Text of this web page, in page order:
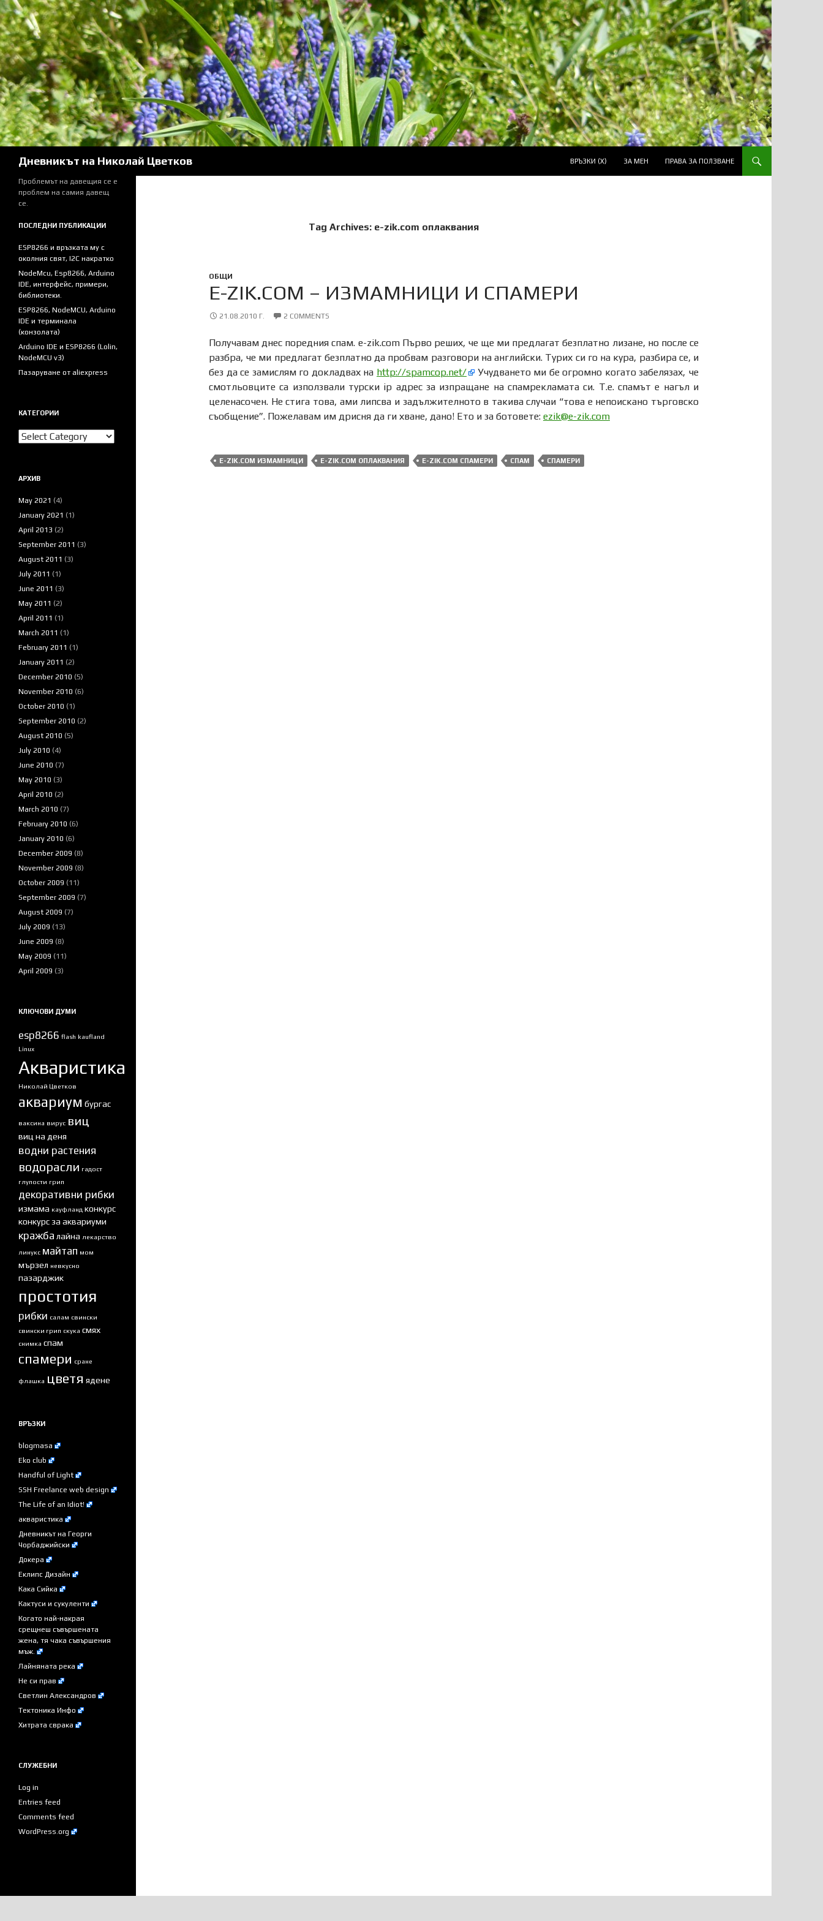
Skip
to
content
Дневникът на Николай Цветков ВРЪЗКИ (Х) ЗА МЕН ПРАВА ЗА ПОЛЗВАНЕ
Tag Archives: e-zik.com оплаквания
ОБЩИ
E-ZIK.COM – ИЗМАМНИЦИ И СПАМЕРИ
21.08.2010 Г. 2 COMMENTS
Получавам днес поредния спам. e-zik.com Първо реших, че ще ми предлагат безплатно лизане, но после се
разбра, че ми предлагат безплатно да пробвам разговори на английски. Турих си го на кура, разбира се, и
без да се замислям го докладвах на http://spamcop.net/
Учудването ми бе огромно когато забелязах, че
смотльовците са използвали турски ip адрес за изпращане на спамрекламата си. Т.е. спамът е нагъл и
целенасочен. Не стига това, ами липсва и задължителното в такива случаи “това е непоискано търговско
съобщение”. Пожелавам им дрисня да ги хване, дано! Ето и за ботовете: ezik@e-zik.com
E-ZIK.COM ИЗМАМНИЦИ E-ZIK.COM ОПЛАКВАНИЯ E-ZIK.COM СПАМЕРИ СПАМ СПАМЕРИ
Проблемът на давещия се е
проблем на самия давещ
се.
ПОСЛЕДНИ ПУБЛИКАЦИИ
ESP8266 и връзката му с
околния свят, I2C накратко
NodeMcu, Esp8266, Arduino
IDE, интерфейс, примери,
библиотеки.
ESP8266, NodeMCU, Arduino
IDE и терминала
(конзолата)
Arduino IDE и ESP8266 (Lolin,
NodeMCU v3)
Пазаруване от aliexpress
КАТЕГОРИИ
Категории
АРХИВ
May 2021 (4)
January 2021 (1)
April 2013 (2)
September 2011 (3)
August 2011 (3)
July 2011 (1)
June 2011 (3)
May 2011 (2)
April 2011 (1)
March 2011 (1)
February 2011 (1)
January 2011 (2)
December 2010 (5)
November 2010 (6)
October 2010 (1)
September 2010 (2)
August 2010 (5)
July 2010 (4)
June 2010 (7)
May 2010 (3)
April 2010 (2)
March 2010 (7)
February 2010 (6)
January 2010 (6)
December 2009 (8)
November 2009 (8)
October 2009 (11)
September 2009 (7)
August 2009 (7)
July 2009 (13)
June 2009 (8)
May 2009 (11)
April 2009 (3)
КЛЮЧОВИ ДУМИ
esp8266 flash kaufland
Linux
Акваристика
Николай Цветков
аквариум бургас
ваксина вирус виц
виц на деня
водни растения
водорасли гадост
глупости грип
декоративни рибки
измама кауфланд конкурс
конкурс за аквариуми
кражба лайна лекарство
линукс майтап мом
мързел невкусно
пазарджик
простотия
рибки салам свински
свински грип скука смях
снимка спам
спамери сране
флашка цветя ядене
ВРЪЗКИ
blogmasa
Eko club
Handful of Light
SSH Freelance web design
The Life of an Idiot!
акваристика
Дневникът на Георги
Чорбаджийски
Докера
Еклипс Дизайн
Кака Сийка
Кактуси и сукуленти
Когато най-накрая
срещнеш съвършената
жена, тя чака съвършения
мъж.
Лайняната река
Не си прав
Светлин Александров
Тектоника Инфо
Хитрата сврака
СЛУЖЕБНИ
Log in
Entries feed
Comments feed
WordPress.org